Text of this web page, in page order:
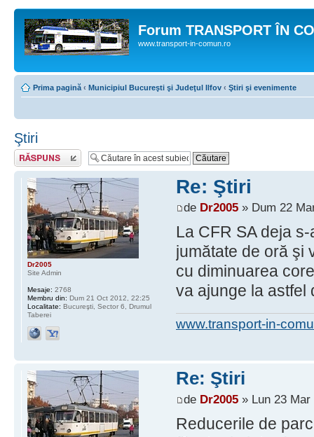
Forum TRANSPORT ÎN
www.transport-in-comun.ro
Prima pagină ‹ Municipiul Bucureşti şi Judeţul Ilfov ‹ Ştiri şi evenimente
Ştiri
Răspunde
Re: Ştiri
de Dr2005» Dum 22
La CFR SA deja
jumătate de oră şi
cu diminuarea
va ajunge la astfel
www.transport-in-
Dr2005
Site Admin
Mesaje: 2768
Membru din: Dum 21 Oct 2012, 22:25
Localitate: Bucureşti, Sector 6, Drumul
Taberei
Re: Ştiri
de Dr2005» Lun 23 Mar
Reducerile de